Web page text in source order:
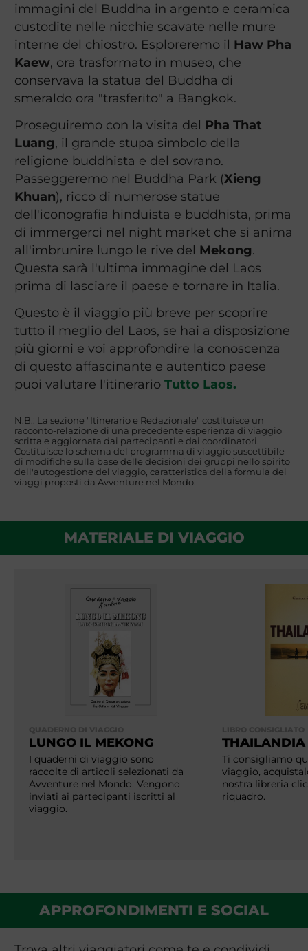
immagini del Buddha in argento e ceramica
custodite nelle nicchie scavate nelle mure
interne del chiostro. Esploreremo il Haw Pha
Kaew, ora trasformato in museo, che
conservava la statua del Buddha di
smeraldo ora "trasferito" a Bangkok.
Proseguiremo con la visita del Pha That
Luang, il grande stupa simbolo della
religione buddhista e del sovrano.
Passeggeremo nel Buddha Park (Xieng
Khuan), ricco di numerose statue
dell'iconografia hinduista e buddhista, prima
di immergerci nel night market che si anima
all'imbrunire lungo le rive del Mekong.
Questa sarà l'ultima immagine del Laos
prima di lasciare il paese e tornare in Italia.
Questo è il viaggio più breve per scoprire
tutto il meglio del Laos, se hai a disposizione
più giorni e voi approfondire la conoscenza
di questo affascinante e autentico paese
puoi valutare l'itinerario Tutto Laos.
N.B.: La sezione "Itinerario e Redazionale" costituisce un
racconto-relazione di una precedente esperienza di viaggio
scritta e aggiornata dai partecipanti e dai coordinatori.
Costituisce lo schema del programma di viaggio suscettibile
di modifiche sulla base delle decisioni dei gruppi nello spirito
dell'autogestione del viaggio, caratteristica della formula dei
viaggi proposti da Avventure nel Mondo.
MATERIALE DI VIAGGIO
LUNGO IL MEKONG
I quaderni di viaggio sono
raccolte di articoli selezionati da
Avventure nel Mondo. Vengono
inviati ai partecipanti iscritti al
viaggio.
THAILANDIA
Ti consigliamo
viaggio,
nostra libreria
riquadro.
APPROFONDIMENTI E SOCIAL